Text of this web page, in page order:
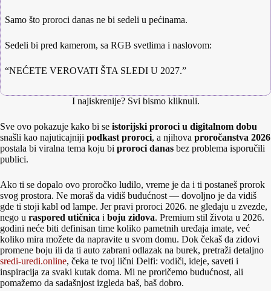
Samo što proroci danas ne bi sedeli u pećinama.
Sedeli bi pred kamerom, sa RGB svetlima i naslovom:
“NEĆETE VEROVATI ŠTA SLEDI U 2027.”
I najiskrenije? Svi bismo kliknuli.
Sve ovo pokazuje kako bi se istorijski proroci u digitalnom dobu
snašli kao najuticajniji podkast proroci, a njihova proročanstva 2026
postala bi viralna tema koju bi proroci danas bez problema isporučili
publici.
Ako ti se dopalo ovo proročko ludilo, vreme je da i ti postaneš prorok
svog prostora. Ne moraš da vidiš budućnost — dovoljno je da vidiš
gde ti stoji kabl od lampe. Jer pravi proroci 2026. ne gledaju u zvezde,
nego u raspored utičnica i boju zidova. Premium stil života u 2026.
godini neće biti definisan time koliko pametnih uređaja imate, već
koliko mira možete da napravite u svom domu. Dok čekaš da zidovi
promene boju ili da ti auto zabrani odlazak na burek, pretraži detaljno
sredi-uredi.online, čeka te tvoj lični Delfi: vodiči, ideje, saveti i
inspiracija za svaki kutak doma. Mi ne proričemo budućnost, ali
pomažemo da sadašnjost izgleda baš, baš dobro.